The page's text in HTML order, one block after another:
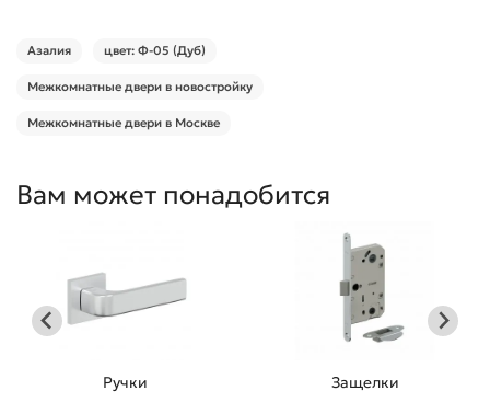
Азалия цвет: Ф-05 (Дуб)
Межкомнатные двери в новостройку
Межкомнатные двери в Москве
Вам может понадобится
Ручки Защелки